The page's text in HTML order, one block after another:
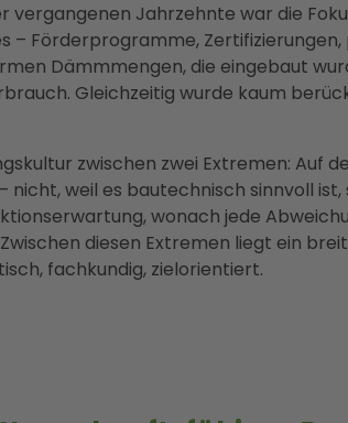
vergangenen Jahrzehnte war die
– Förderprogramme,
Dämmmengen, die eingebaut
Gleichzeitig wurde kaum
zwischen zwei Extremen: Auf
nicht, weil es bautechnisch sinnvoll
wonach jede
diesen Extremen liegt ein
fachkundig, zielorientiert.